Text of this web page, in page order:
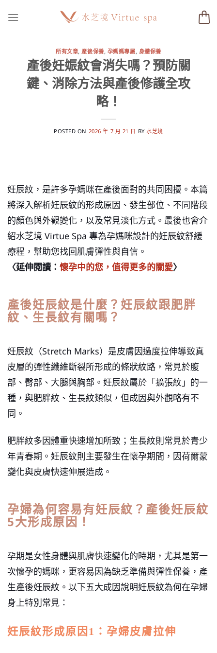
所有文章,產後保養, 孕媽媽專屬, 身體保養
產後妊娠紋會消失嗎？預防關
鍵、消除方法與產後修護全攻
略！
POSTED ON 2026 年 7 月 21 日 BY水芝境
妊辰紋，是許多孕媽咪在產後面對的共同困擾。本篇
將深入解析妊辰紋的形成原因、發生部位、不同階段
的顏色與外觀變化，以及常見淡化方式。最後也會介
紹水芝境 Virtue Spa 專為孕媽咪設計的妊辰紋舒緩
療程，幫助您找回肌膚彈性與自信。
〈延伸閱讀： 懷孕中的您，值得更多的關愛〉
產後妊辰紋是什麼？妊辰紋跟肥胖
紋、生長紋有關嗎？
妊辰紋（Stretch Marks）是皮膚因過度拉伸導致真
皮層的彈性纖維斷裂所形成的條狀紋路，常見於腹
部、臀部、大腿與胸部。妊辰紋屬於「擴張紋」的一
種，與肥胖紋、生長紋類似，但成因與外觀略有不
同。
肥胖紋多因體重快速增加所致；生長紋則常見於青少
年青春期。妊辰紋則主要發生在懷孕期間，因荷爾蒙
變化與皮膚快速伸展造成。
孕婦為何容易有妊辰紋？產後妊辰紋
5大形成原因！
孕期是女性身體與肌膚快速變化的時期，尤其是第一
次懷孕的媽咪，更容易因為缺乏準備與彈性保養，產
生產後妊辰紋。以下五大成因說明妊辰紋為何在孕婦
身上特別常見：
妊辰紋形成原因1：孕婦皮膚拉伸